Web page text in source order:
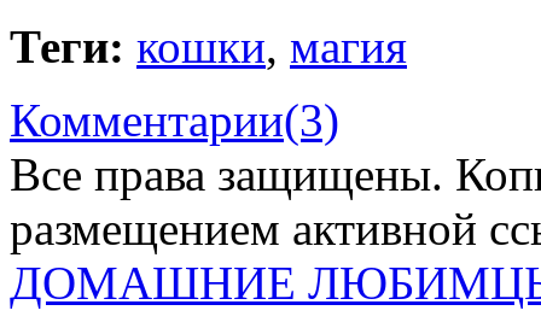
Теги: кошки, магия
Комментарии(3)
Все права защищены.
размещением активной
ДОМАШНИЕ